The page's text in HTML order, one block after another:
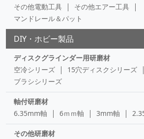
その他電動工具
その他エアー工具
マンドレール＆パット
DIY・ホビー製品
ディスクグラインダー用研磨材
空冷シリーズ
15穴ディスクシリーズ
ブラシシリーズ
軸付研磨材
6.35mm軸
6ｍｍ軸 3mm軸
その他研磨材